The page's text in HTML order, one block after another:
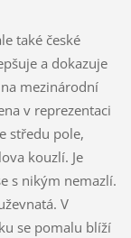
také české
a dokazuje
mezinárodní
v reprezentaci
středu pole,
kouzlí. Je
s nikým nemazlí.
V
se pomalu blíží